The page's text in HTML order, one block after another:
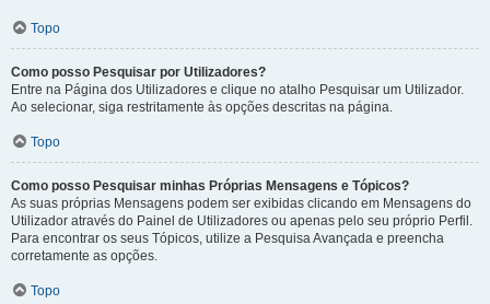
Topo
Como posso Pesquisar por Utilizadores?
Entre na Página dos Utilizadores e clique no atalho Pesquisar um Utilizador.
Ao selecionar, siga restritamente às opções descritas na página.
Topo
Como posso Pesquisar minhas Próprias Mensagens e Tópicos?
As suas próprias Mensagens podem ser exibidas clicando em Mensagens do
Utilizador através do Painel de Utilizadores ou apenas pelo seu próprio Perfil.
Para encontrar os seus Tópicos, utilize a Pesquisa Avançada e preencha
corretamente as opções.
Topo